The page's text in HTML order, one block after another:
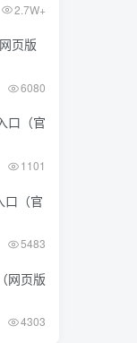
2.7W+
页版
6080
口（官
1101
口（官
5483
网页版
4303